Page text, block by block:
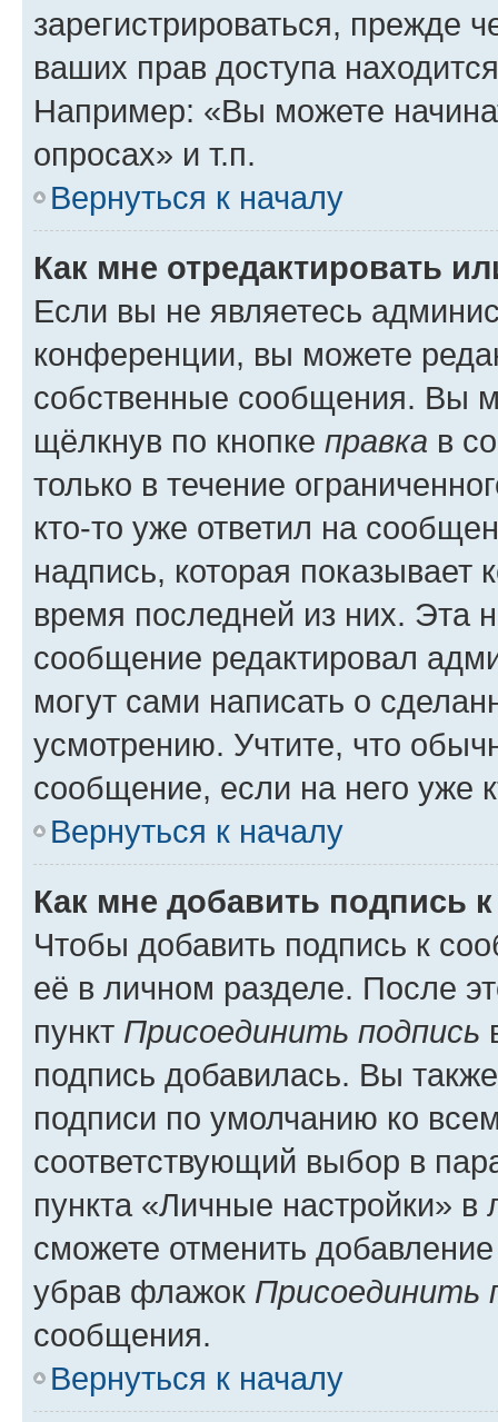
зарегистрироваться, прежде
ваших прав доступа
Например: «Вы можете
опросах» и т.п.
Вернуться к началу
Как мне отредактировать
Если вы не являетесь
конференции, вы можете
собственные сообщения. Вы
щёлкнув по кнопке правка в
только в течение
кто-то уже ответил на
надпись, которая показывает
время последней из них. Эта
сообщение редактировал
могут сами написать о
усмотрению. Учтите, что
сообщение, если на него уже
Вернуться к началу
Как мне добавить подпись
Чтобы добавить подпись к
её в личном разделе. После
пункт Присоединить подпись
подпись добавилась. Вы
подписи по умолчанию ко
соответствующий выбор в
пункта «Личные настройки»
сможете отменить
убрав флажок Присоединить
сообщения.
Вернуться к началу